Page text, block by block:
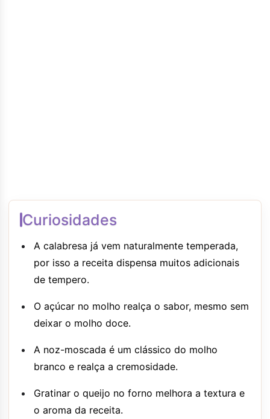
Curiosidades
A calabresa já vem naturalmente temperada,
por isso a receita dispensa muitos adicionais
de tempero.
O açúcar no molho realça o sabor, mesmo sem
deixar o molho doce.
A noz-moscada é um clássico do molho
branco e realça a cremosidade.
Gratinar o queijo no forno melhora a textura e
o aroma da receita.